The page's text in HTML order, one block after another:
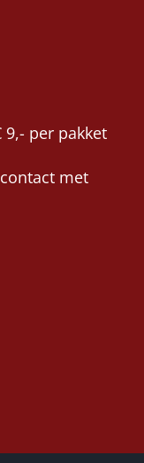
9,- per pakket
met